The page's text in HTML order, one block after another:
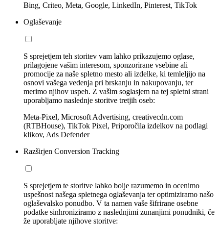
Bing, Criteo, Meta, Google, LinkedIn, Pinterest, TikTok
Oglaševanje
S sprejetjem teh storitev vam lahko prikazujemo oglase,
prilagojene vašim interesom, sponzorirane vsebine ali
promocije za naše spletno mesto ali izdelke, ki temleljijo na
osnovi vašega vedenja pri brskanju in nakupovanju, ter
merimo njihov uspeh. Z vašim soglasjem na tej spletni strani
uporabljamo naslednje storitve tretjih oseb:
Meta-Pixel, Microsoft Advertising, creativecdn.com
(RTBHouse), TikTok Pixel, Priporočila izdelkov na podlagi
klikov, Ads Defender
Razširjen Conversion Tracking
S sprejetjem te storitve lahko bolje razumemo in ocenimo
uspešnost našega spletnega oglaševanja ter optimiziramo našo
oglaševalsko ponudbo. V ta namen vaše šifrirane osebne
podatke sinhroniziramo z naslednjimi zunanjimi ponudniki, če
že uporabljate njihove storitve: